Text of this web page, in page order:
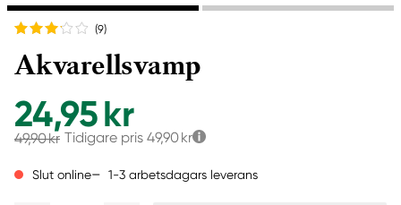
(9)
Akvarellsvamp
24,95 kr
49,90 kr Tidigare pris 49,90 kr
Slut online 1-3 arbetsdagars leverans